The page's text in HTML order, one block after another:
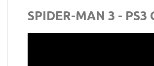
SPIDER-MAN 3 - PS3